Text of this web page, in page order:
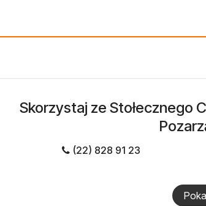
Skorzystaj ze Stołecznego
(22) 828 91 23